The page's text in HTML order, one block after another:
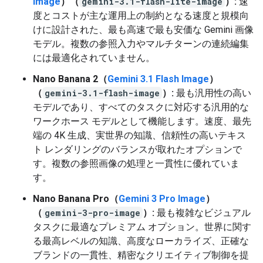
度とコストが主な運用上の制約となる速度と規模向
けに設計された、最も高速で最も安価な Gemini 画像
モデル。複数の参照入力やマルチターンの連続編集
には最適化されていません。
Nano Banana 2（Gemini 3.1 Flash Image）
（ gemini-3.1-flash-image ）: 最も汎用性の高い
モデルであり、すべてのタスクに対応する汎用的な
ワークホース モデルとして機能します。速度、最先
端の 4K 生成、実世界の知識、信頼性の高いテキス
ト レンダリングのバランスが取れたオプションで
す。複数の参照画像の処理と一貫性に優れていま
す。
Nano Banana Pro（Gemini 3 Pro Image）
（ gemini-3-pro-image ）: 最も複雑なビジュアル
タスクに最適なプレミアム オプション。世界に関す
る最高レベルの知識、高度なローカライズ、正確な
ブランドの一貫性、精密なクリエイティブ制御を提